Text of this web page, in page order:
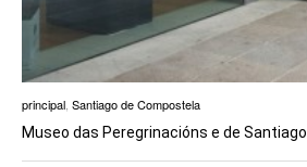
principal Santiago de Compostela
Museo das Peregrinacións e de Santiago